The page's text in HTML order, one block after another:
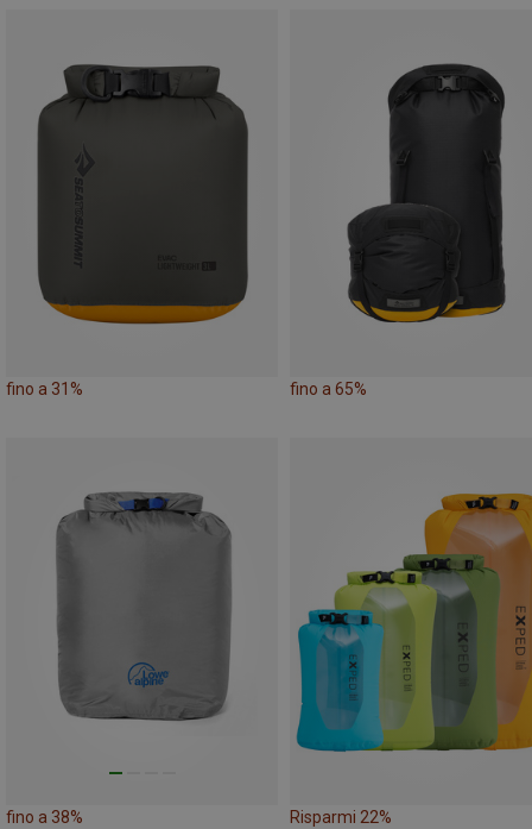
fino a 31% fino a 65%
fino a 38% Risparmi 22%